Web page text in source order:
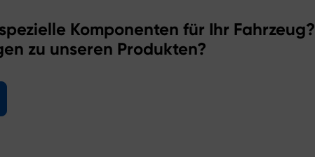
Komponenten für Ihr Fahrzeug?
zu unseren Produkten?